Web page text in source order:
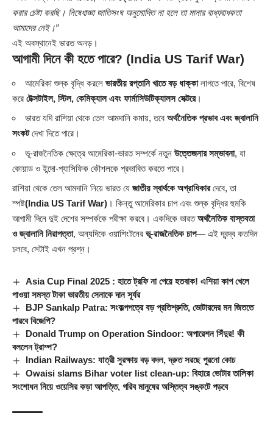
করার চেষ্টা করছি। নিষেধাজ্ঞা জাতিসংঘ অনুমোদিত না হলে তা মানার বাধ্যবাধকতা
আমাদের নেই।”
এই অবস্থানেই ভারত অনড়।
আগামী দিনে কী হতে পারে? (India US Tarif War)
আমেরিকা শুল্ক বৃদ্ধি করলে ভারতীয় রপ্তানি খাতে বড় ধাক্কালাগতে পারে, বিশেষ
করে টেক্সটাইল, স্টিল, কেমিক্যাল এবং ফার্মাসিউটিক্যালস সেক্টরে।
ভারত যদি রাশিয়া থেকে তেল আমদানি কমায়, তবে অর্থনৈতিক প্রভাব এবং জ্বালানি
সংকটদেখা দিতে পারে।
ভূ-রাজনৈতিক ক্ষেত্রে আমেরিকা-ভারত সম্পর্কে নতুন উত্তেজনার সম্ভাবনা, যা
কোয়াড ও ইন্দো-প্যাসিফিক কৌশলকে প্রভাবিত করতে পারে।
রাশিয়া থেকে তেল আমদানি নিয়ে ভারত যে জাতীয় স্বার্থকে অগ্রাধিকারদেবে, তা
স্পষ্ট(India US Tarif War) । কিন্তু আমেরিকার চাপ এবং শুল্ক বৃদ্ধির হুমকি
আগামী দিনে দুই দেশের সম্পর্ককে পরীক্ষা করবে। একদিকে ভারতঅর্থনৈতিক বাস্তবতা
ও জ্বালানি নিরাপত্তা, অন্যদিকে ওয়াশিংটনের ভূ-রাজনৈতিক চাপ— এই দ্বন্দ্ব কতদিন
চলবে, সেটাই এখন প্রশ্ন।
Asia Cup Final 2025 : হাতে ট্রফি না পেয়ে হতবাক! এশিয়া কাপ খেলে
পাওয়া সমস্ত টাকা ভারতীয় সেনাকে দান সূর্যর
BJP Sankalp Patra: সংকল্পপত্রে বড় প্রতিশ্রুতি, ভোটারদের মন জিততে
পারবে বিজেপি?
Donald Trump on Operation Sindoor: অপারেশন সিঁদুর! কী
বললেন ট্রাম্প?
Indian Railways: যাত্রী সুরক্ষায় বড় বদল, দ্রুত সরছে পুরনো কোচ
Owaisi slams Bihar voter list clean-up: বিহারে ভোটার তালিকা
সংশোধন নিয়ে ওয়েসির কড়া আপত্তি, গরিব মানুষের অস্তিত্ব সঙ্কটে পড়বে